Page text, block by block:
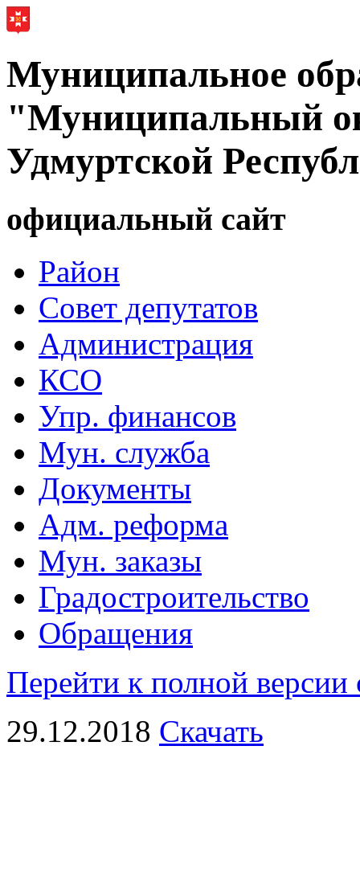
Муниципальное
"Муниципальный
Удмуртской
официальный сайт
Район
Совет депутатов
Администрация
КСО
Упр. финансов
Мун. служба
Документы
Адм. реформа
Мун. заказы
Градостроительство
Обращения
Перейти к полной версии
29.12.2018 Скачать